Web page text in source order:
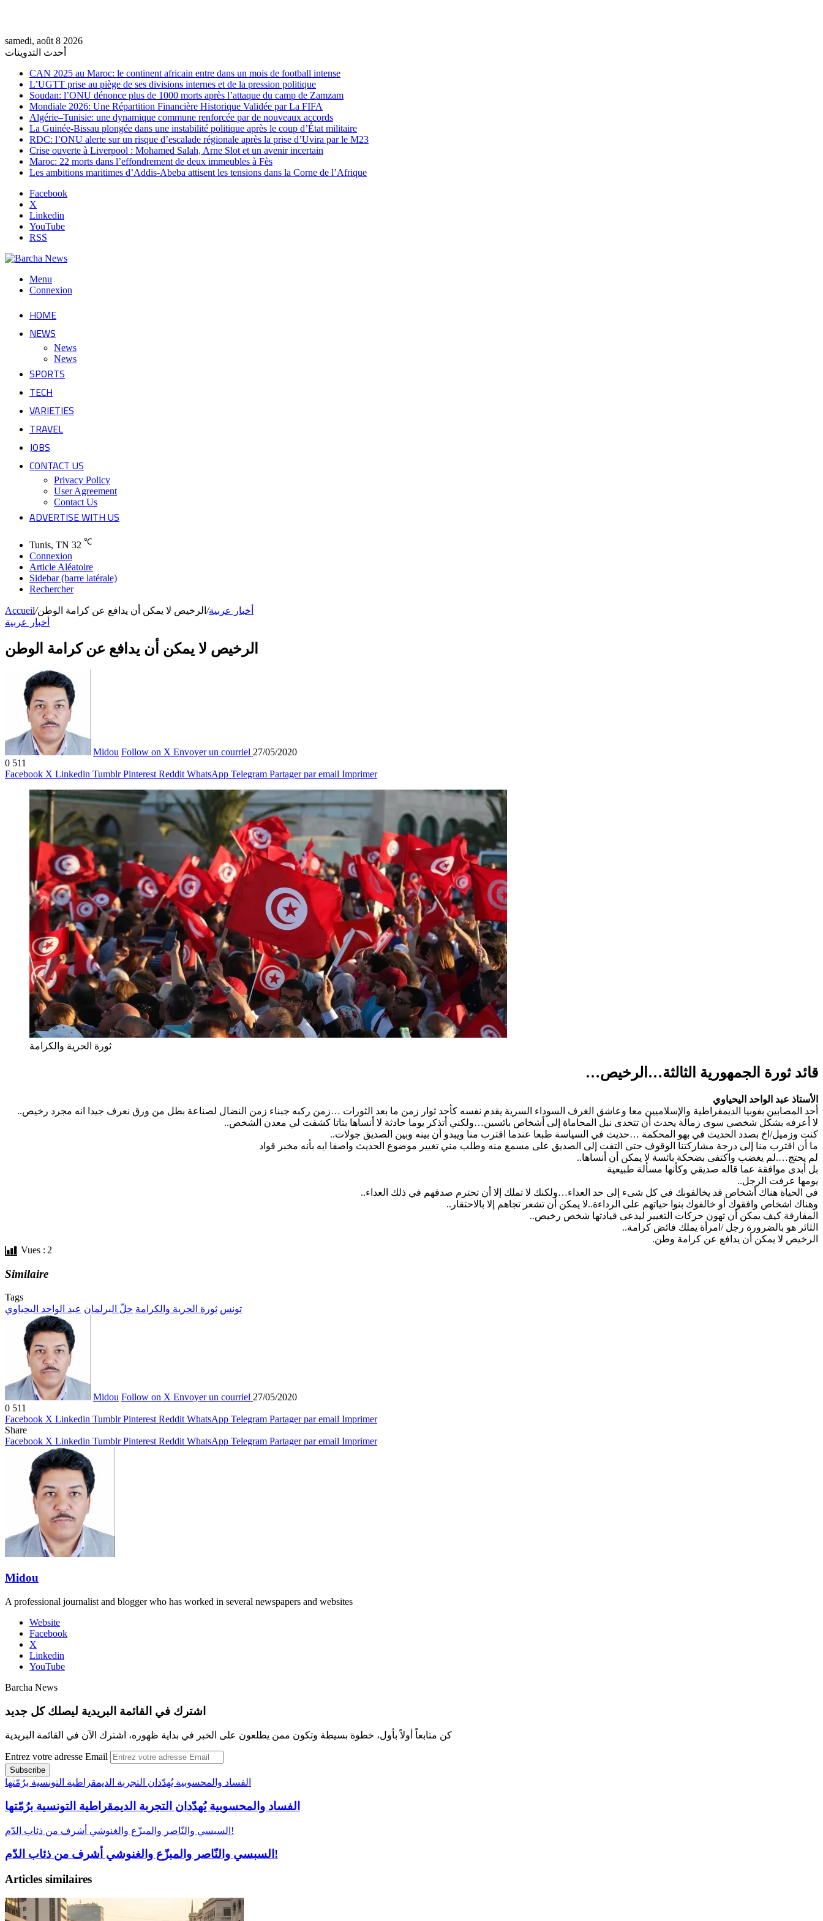
samedi, août 8 2026
أحدث التدوينات
CAN 2025 au Maroc: le continent africain entre dans un mois de football intense
L’UGTT prise au piège de ses divisions internes et de la pression politique
Soudan: l’ONU dénonce plus de 1000 morts après l’attaque du camp de Zamzam
Mondiale 2026: Une Répartition Financière Historique Validée par La FIFA
Algérie–Tunisie: une dynamique commune renforcée par de nouveaux accords
La Guinée-Bissau plongée dans une instabilité politique après le coup d’État militaire
RDC: l’ONU alerte sur un risque d’escalade régionale après la prise d’Uvira par le M23
Crise ouverte à Liverpool : Mohamed Salah, Arne Slot et un avenir incertain
Maroc: 22 morts dans l’effondrement de deux immeubles à Fès
Les ambitions maritimes d’Addis-Abeba attisent les tensions dans la Corne de l’Afrique
Facebook
X
Linkedin
YouTube
RSS
Menu
Connexion
HOME
NEWS
News
News
SPORTS
TECH
VARIETIES
TRAVEL
JOBS
CONTACT US
Privacy Policy
User Agreement
Contact Us
ADVERTISE WITH US
Tunis, TN 32 ℃
Connexion
Article Aléatoire
Sidebar (barre latérale)
Rechercher
Accueil/ أخبار عربية/ الرخيص لا يمكن أن يدافع عن كرامة الوطن
أخبار عربية
الرخيص لا يمكن أن يدافع عن كرامة الوطن
Midou Follow on X Envoyer un courriel 27/05/2020
0 511
Facebook X Linkedin Tumblr Pinterest Reddit WhatsApp Telegram Partager par email Imprimer
ثورة الحرية والكرامة
قائد ثورة الجمهورية الثالثة…الرخيص…
الأستاذ عبد الواحد اليحياوي
أحد المصابين بفوبيا الديمقراطية والإسلاميين معا وعاشق الغرف السوداء السرية يقدم نفسه كأحد ثوار زمن ما بعد الثورات …زمن ركبه جبناء زمن النضال لصناعة بطل من ورق نعرف جيدا انه مجرد رخيص..
لا أعرفه بشكل شخصي سوى زمالة يحدث أن تتحدى نبل المحاماة إلى أشخاص بائسين…ولكني أتذكر يوما حادثة لا أنساها بتاتا كشفت لي معدن الشخص..
كنت وزميل/اخ بصدد الحديث في بهو المحكمة …حديث في السياسة طبعا عندما اقترب منا ويبدو أن بينه وبين الصديق جولات..
ما أن اقترب منا إلى درجة مشاركتنا الوقوف حتى التفت إلى الصديق على مسمع منه وطلب مني تغيير موضوع الحديث واصفا ايه بأنه مخبر قواد
لم يحتج….لم يغضب واكتفى بضحكة بائسة لا يمكن أن أنساها..
بل أبدى موافقة عما قاله صديقي وكأنها مسألة طبيعية
يومها عرفت الرجل..
في الحياة هناك أشخاص قد يخالفونك في كل شىء إلى حد العداء…ولكنك لا تملك إلا أن تحترم صدقهم في ذلك العداء..
وهناك اشخاص وافقوك أو خالفوك بنوا حياتهم على الرداءة..لا يمكن أن تشعر تجاهم إلا بالاحتقار..
المفارقة كيف يمكن أن تهون حركات التغيير ليدعى قيادتها شخص رخيص..
الثائر هو بالضرورة رجل /امرأة يملك فائض كرامة..
الرخيص لا يمكن أن يدافع عن كرامة وطن.
Vues : 2
Similaire
Tags
تونس ثورة الحرية والكرامة حلّ البرلمان عبد الواحد اليحياوي
Midou Follow on X Envoyer un courriel 27/05/2020
0 511
Facebook X Linkedin Tumblr Pinterest Reddit WhatsApp Telegram Partager par email Imprimer
Share
Facebook X Linkedin Tumblr Pinterest Reddit WhatsApp Telegram Partager par email Imprimer
Midou
A professional journalist and blogger who has worked in several newspapers and websites
Website
Facebook
X
Linkedin
YouTube
Barcha News
اشترك في القائمة البريدية ليصلك كل جديد
كن متابعاً أولاً بأول، خطوة بسيطة وتكون ممن يطلعون على الخبر في بداية ظهوره، اشترك الآن في القائمة البريدية
Entrez votre adresse Email
الفساد والمحسوبية يُهدّدان التجربة الديمقراطية التونسية برُمّتها
الفساد والمحسوبية يُهدّدان التجربة الديمقراطية التونسية برُمّتها
السبسي والنّاصر والمبزّع والغنوشي أشرف من ذئاب الدّم!
السبسي والنّاصر والمبزّع والغنوشي أشرف من ذئاب الدّم!
Articles similaires